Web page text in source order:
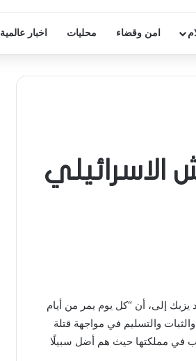
امن وقضاء محليات اخبار عالمية
الاسرائيلي
إلى، أن “كل يوم يمر من أيام
والتسليم في مواجهة قتلة
في مملكتها حيث هم أضل سبيلًا